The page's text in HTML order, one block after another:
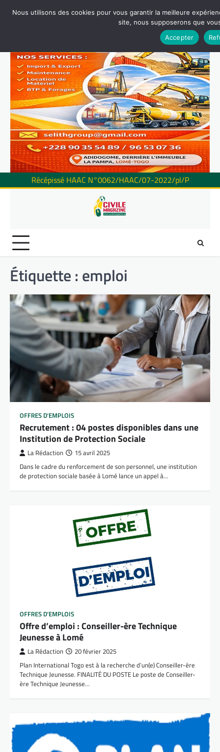
Récépissé HAAC N°0062/HAAC/07-2022/pl/P
Étiquette : emploi
OFFRES D'EMPLOIS
Recrutement : 04 postes disponibles dans une
Institution de Protection Sociale
La Rédaction 15 avril 2025
Dans le cadre du renforcement de son personnel, une institution
de protection sociale basée à Lomé lance un appel à…
OFFRES D'EMPLOIS
Offre d’emploi : Conseiller-ère Technique
Jeunesse à Lomé
La Rédaction 20 février 2025
Plan International Togo est à la recherche d’un(e) Conseiller-ère
Technique Jeunesse. FINALITÉ DU POSTE Le poste de Conseiller-
ère Technique Jeunesse…
Nous utilisons des cookies pour vous garantir la meilleure
site, nous supposerons que
Accepter